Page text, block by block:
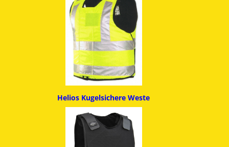
Helios Kugelsichere Weste